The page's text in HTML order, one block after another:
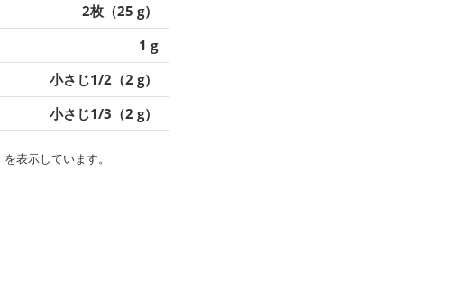
2枚（25 g）
1 g
小さじ1/2（2 g）
小さじ1/3（2 g）
表示しています。